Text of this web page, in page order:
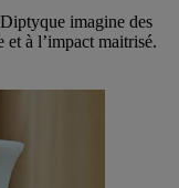
imagine des
à l’impact maitrisé.